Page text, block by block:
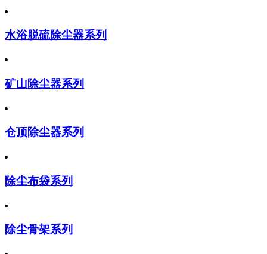
水浴脱硫除尘器系列
矿山除尘器系列
仓顶除尘器系列
除尘布袋系列
除尘骨架系列